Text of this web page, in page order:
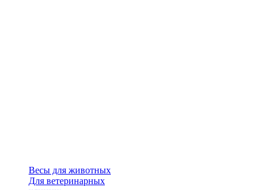
Весы для животных
Для ветеринарных